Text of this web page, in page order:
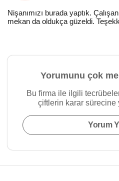
Nişanımızı burada yaptık.
mekan da oldukça güzeldi.
Yorumunu çok
Bu firma ile ilgili
çiftlerin karar sürecine
Yorum